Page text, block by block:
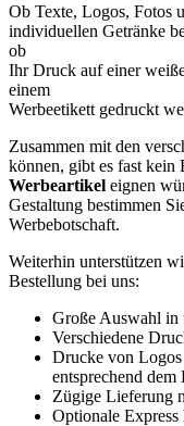
Ob Texte, Logos, Fotos
individuellen Getränke
ob
Ihr Druck auf einer
einem
Werbeetikett gedruckt
Zusammen mit den
können, gibt es fast kein
Werbeartikel eignen
Gestaltung bestimmen
Werbebotschaft.
Weiterhin unterstützen
Bestellung bei uns:
Große Auswahl in
Verschiedene
Drucke von
entsprechend dem
Zügige Lieferung
Optionale